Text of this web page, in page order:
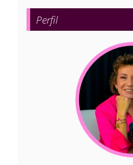
para:
Perfil